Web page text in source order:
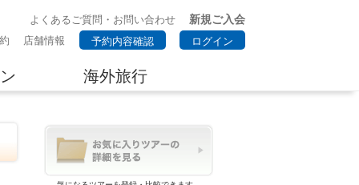
よくあるご質問・お問い合わせ 新規ご入会
店舗情報 予約内容確認 ログイン
海外旅行